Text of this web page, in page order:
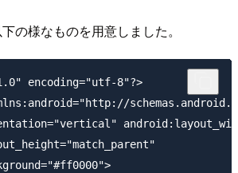
の様なものを用意しました。
encoding="utf-8"?>